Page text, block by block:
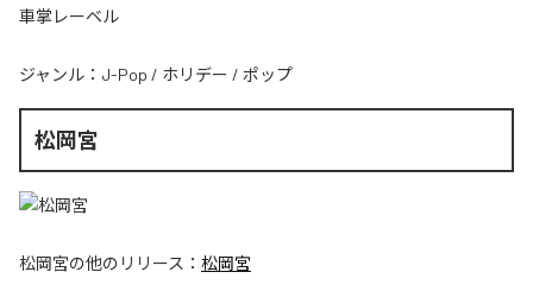
車掌レーベル
ジャンル： J-Pop / ホリデー / ポップ
松岡宮
松岡宮の他のリリース： 松岡宮